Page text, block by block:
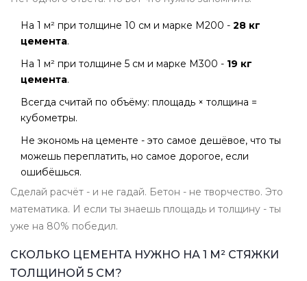
На 1 м² при толщине 10 см и марке М200 - 28 кг
цемента.
На 1 м² при толщине 5 см и марке М300 - 19 кг
цемента.
Всегда считай по объёму: площадь × толщина =
кубометры.
Не экономь на цементе - это самое дешёвое, что ты
можешь переплатить, но самое дорогое, если
ошибёшься.
Сделай расчёт - и не гадай. Бетон - не творчество. Это
математика. И если ты знаешь площадь и толщину - ты
уже на 80% победил.
СКОЛЬКО ЦЕМЕНТА НУЖНО НА 1 М² СТЯЖКИ
ТОЛЩИНОЙ 5 СМ?